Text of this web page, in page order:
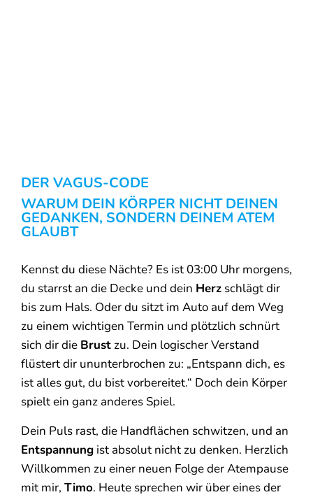
DER VAGUS-CODE
WARUM DEIN KÖRPER NICHT DEINEN
GEDANKEN, SONDERN DEINEM ATEM
GLAUBT
Kennst du diese Nächte? Es ist 03:00 Uhr morgens,
du starrst an die Decke und dein Herz schlägt dir
bis zum Hals. Oder du sitzt im Auto auf dem Weg
zu einem wichtigen Termin und plötzlich schnürt
sich dir die Brust zu. Dein logischer Verstand
flüstert dir ununterbrochen zu: „Entspann dich, es
ist alles gut, du bist vorbereitet.“ Doch dein Körper
spielt ein ganz anderes Spiel.
Dein Puls rast, die Handflächen schwitzen, und an
Entspannung ist absolut nicht zu denken. Herzlich
Willkommen zu einer neuen Folge der Atempause
mit mir, Timo. Heute sprechen wir über eines der